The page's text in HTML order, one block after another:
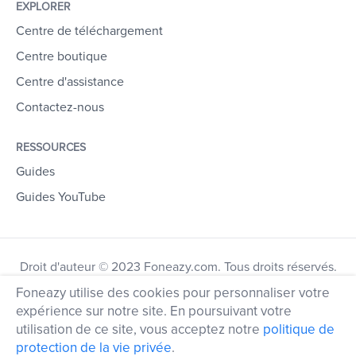
EXPLORER
Centre de téléchargement
Centre boutique
Centre d'assistance
Contactez-nous
RESSOURCES
Guides
Guides YouTube
Droit d'auteur © 2023 Foneazy.com. Tous droits réservés.
Foneazy utilise des cookies pour personnaliser votre
expérience sur notre site. En poursuivant votre
utilisation de ce site, vous acceptez notre politique de
protection de la vie privée.